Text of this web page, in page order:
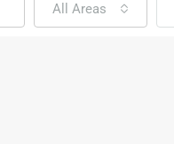
All Areas